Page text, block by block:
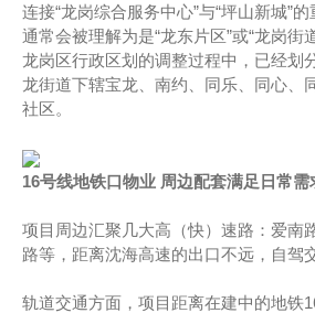
连接“龙岗综合服务中心”与“坪山新城”
通常会被理解为是“龙东片区”或“龙岗街
龙岗区行政区划的调整过程中，已经划
龙街道下辖宝龙、南约、同乐、同心、
社区。
16号线地铁口物业 周边配套满足日常需
项目周边汇聚几大高（快）速路：爱南
路等，距离沈海高速的出口不远，自驾
轨道交通方面，项目距离在建中的地铁